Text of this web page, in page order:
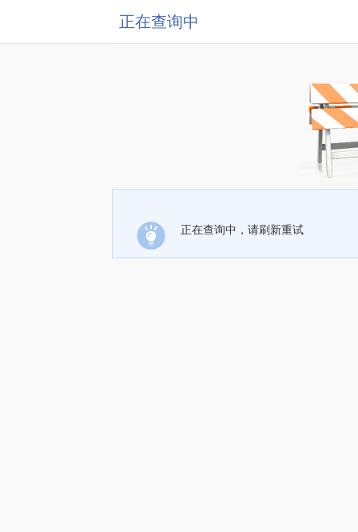
正在查询中
正在查询中，请刷新重试